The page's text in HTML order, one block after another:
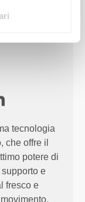
tecnologia
che offre il
potere di
e
fresco e